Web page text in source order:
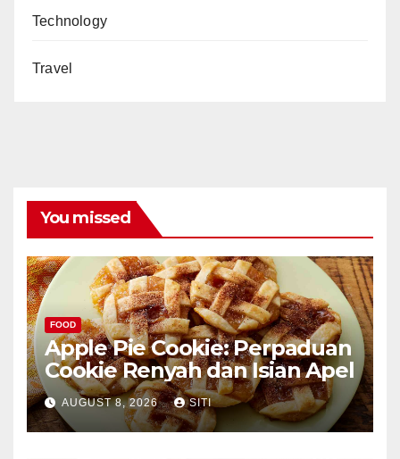
Technology
Travel
You missed
FOOD
Apple Pie Cookie: Perpaduan
Cookie Renyah dan Isian Apel
AUGUST 8, 2026 SITI